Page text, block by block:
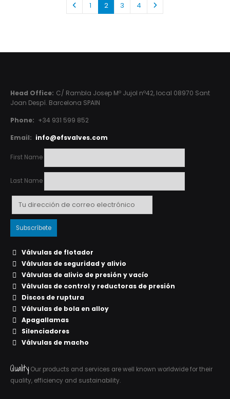
1 2 3 4
Head Office: C/ Rambla Josep Mº Jujol nº42, local 08970 Sant
Joan Despí. Barcelona SPAIN
Phone: +34 931 599 852
Email: info@efsvalves.com
First Name
Last Name
Válvulas de flotador
Válvulas de seguridad y alivio
Válvulas de alivio de presión y vacío
Válvulas de control y reductoras de presión
Discos de ruptura
Válvulas de bola en alloy
Apagallamas
Silenciadores
Válvulas de macho
Quality Our products and services are well known worldwide for their
quality, efficiency and sustainability.